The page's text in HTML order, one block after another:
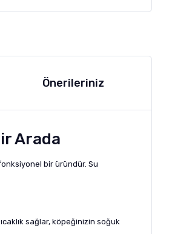
Önerileriniz
Arada
bir üründür. Su
sağlar, köpeğinizin soğuk